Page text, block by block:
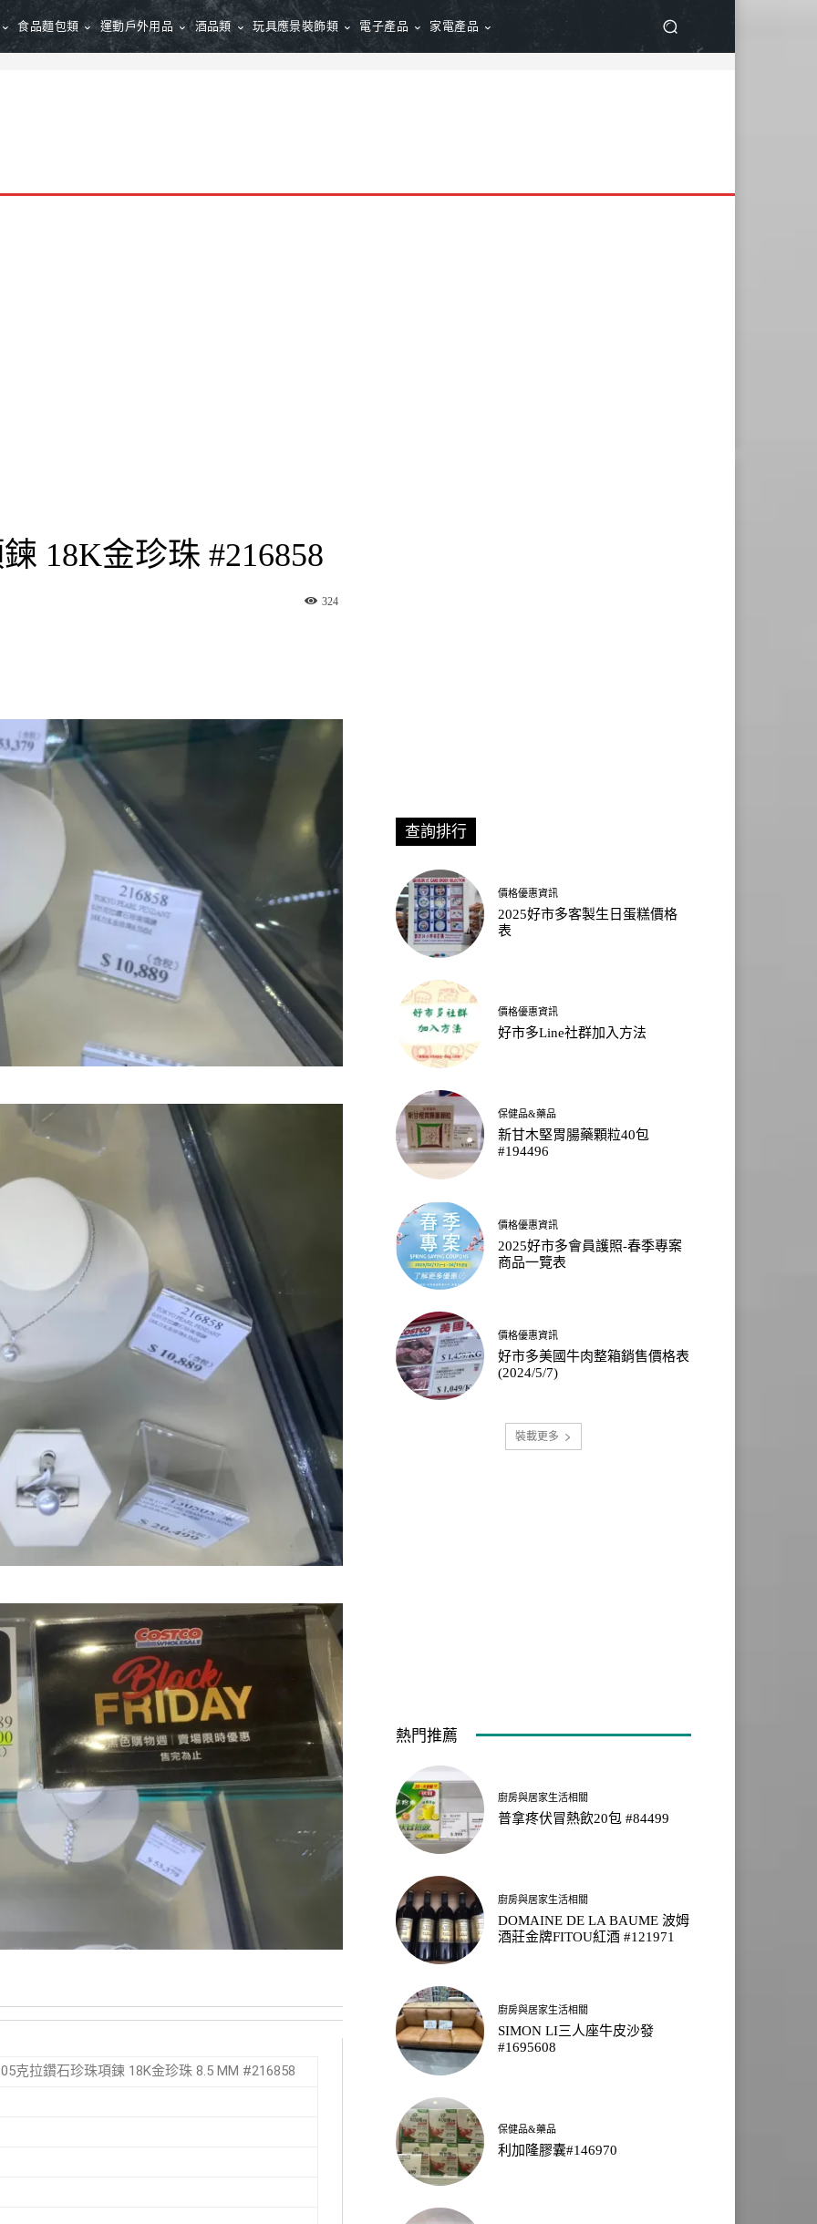
食品麵包類 運動戶外用品 酒品類 玩具應景裝飾類 電子產品 家電產品
18K金珍珠 #216858
324
克拉鑽石珍珠項鍊 18K金珍珠 8.5 MM #216858
查詢排行
價格優惠資訊
2025好市多客製生日蛋糕價格
表
價格優惠資訊
好市多Line社群加入方法
保健品&藥品
新甘木堅胃腸藥顆粒40包
#194496
價格優惠資訊
2025好市多會員護照-春季專案
商品一覽表
價格優惠資訊
好市多美國牛肉整箱銷售價格表
(2024/5/7)
裝載更多
熱門推薦
廚房與居家生活相關
普拿疼伏冒熱飲20包 #84499
廚房與居家生活相關
DOMAINE DE LA BAUME 波姆
酒莊金牌FITOU紅酒 #121971
廚房與居家生活相關
SIMON LI三人座牛皮沙發
#1695608
保健品&藥品
利加隆膠囊#146970